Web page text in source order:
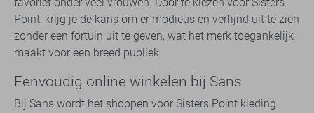
Point, krijg je de kans om er modieus en verfijnd uit te zien
zonder een fortuin uit te geven, wat het merk toegankelijk
maakt voor een breed publiek.
Eenvoudig online winkelen bij Sans
Bij Sans wordt het shoppen voor Sisters Point kleding